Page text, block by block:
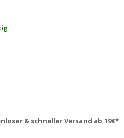
& schneller Versand ab 19€*